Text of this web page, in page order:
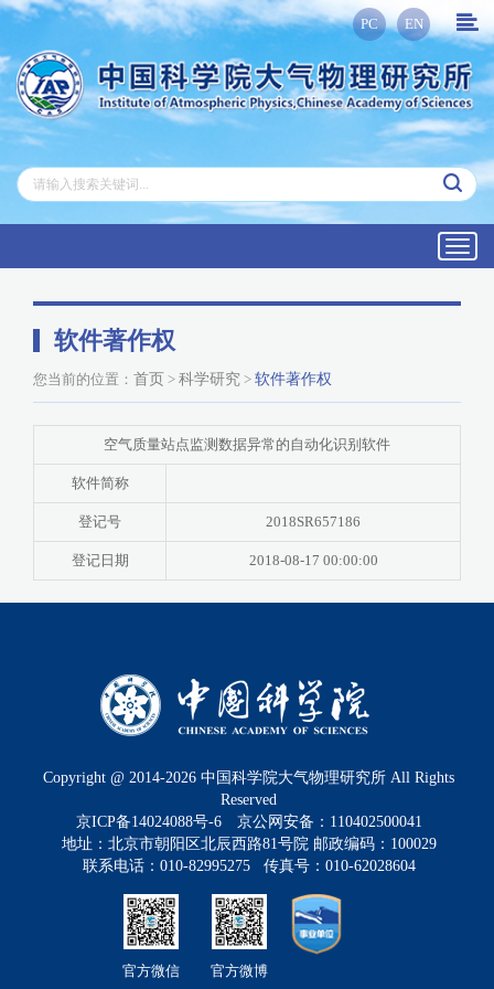
PC EN
软件著作权
您当前的位置： 首页 > 科学研究 > 软件著作权
空气质量站点监测数据异常的自动化识别软件
软件简称
登记号 2018SR657186
登记日期 2018-08-17 00:00:00
Copyright @ 2014-2026 中国科学院大气物理研究所 All Rights
Reserved
京ICP备14024088号-6
京公网安备：110402500041
地址：北京市朝阳区北辰西路81号院 邮政编码：100029
联系电话：010-82995275 传真号：010-62028604
官方微信 官方微博